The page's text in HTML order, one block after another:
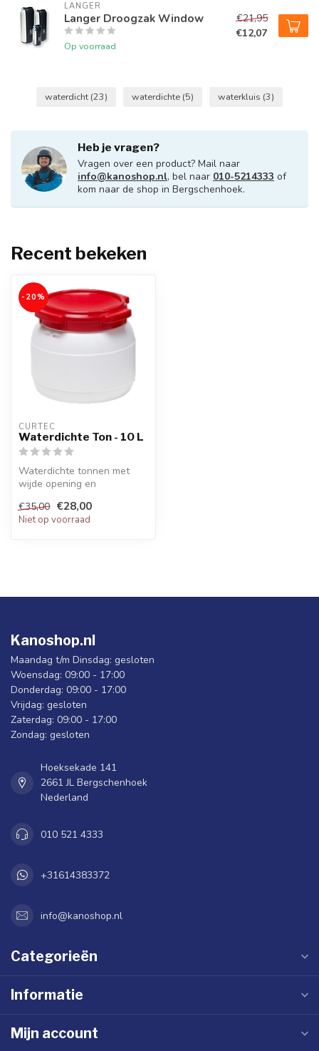
LANGER
Langer Droogzak Window
Op voorraad
€21,95
€12,07
waterdicht (23) waterdichte (5) waterkluis (3)
Heb je vragen?
Vragen over een product? Mail naar
info@kanoshop.nl, bel naar 010-5214333 of
kom naar de shop in Bergschenhoek.
Recent bekeken
-20%
CURTEC
Waterdichte Ton - 10 L
Waterdichte tonnen met
wijde opening en
€35,00 €28,00
Niet op voorraad
Kanoshop.nl
Maandag t/m Dinsdag: gesloten
Woensdag: 09:00 - 17:00
Donderdag: 09:00 - 17:00
Vrijdag: gesloten
Zaterdag: 09:00 - 17:00
Zondag: gesloten
Hoeksekade 141
2661 JL Bergschenhoek
Nederland
010 521 4333
+31614383372
info@kanoshop.nl
Categorieën
Informatie
Mijn account